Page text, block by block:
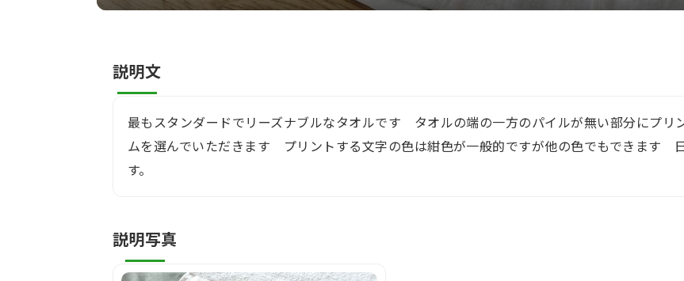
説明文
最もスタンダードでリーズナブルなタオルです タオルの端の一方のパイルが無い部分にプ
ムを選んでいただきます プリントする文字の色は紺色が一般的ですが他の色でもできます
す。
説明写真